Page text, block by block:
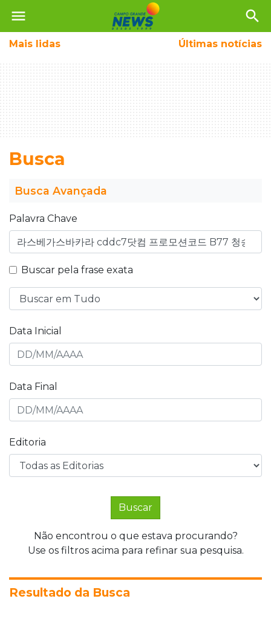
menu search
Mais lidas Últimas notícias
Busca
Busca Avançada
Palavra Chave
Buscar pela frase exata
Data Inicial
Data Final
Editoria
Buscar
Não encontrou o que estava procurando?
Use os filtros acima para refinar sua pesquisa.
Resultado da Busca